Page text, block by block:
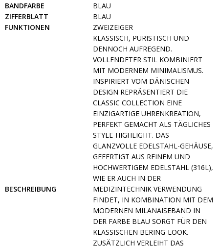
BANDFARBE
BLAU
ZIFFERBLATT
BLAU
FUNKTIONEN
ZWEIZEIGER
BESCHREIBUNG
KLASSISCH, PURISTISCH UND
DENNOCH AUFREGEND.
VOLLENDETER STIL KOMBINIERT
MIT MODERNEM MINIMALISMUS.
INSPIRIERT VOM DÄNISCHEN
DESIGN REPRÄSENTIERT DIE
CLASSIC COLLECTION EINE
EINZIGARTIGE UHRENKREATION,
PERFEKT GEMACHT ALS TÄGLICHES
STYLE-HIGHLIGHT. DAS
GLANZVOLLE EDELSTAHL-GEHÄUSE,
GEFERTIGT AUS REINEM UND
HOCHWERTIGEM EDELSTAHL (316L),
WIE ER AUCH IN DER
MEDIZINTECHNIK VERWENDUNG
FINDET, IN KOMBINATION MIT DEM
MODERNEN MILANAISEBAND IN
DER FARBE BLAU SORGT FÜR DEN
KLASSISCHEN BERING-LOOK.
ZUSÄTZLICH VERLEIHT DAS